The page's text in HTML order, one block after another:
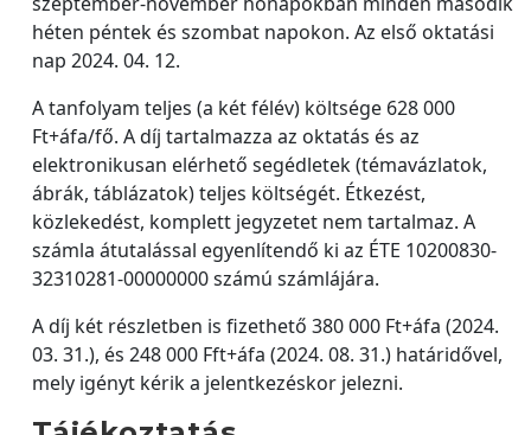
héten péntek és szombat napokon. Az első oktatási
nap 2024. 04. 12.
A tanfolyam teljes (a két félév) költsége 628 000
Ft+áfa/fő. A díj tartalmazza az oktatás és az
elektronikusan elérhető segédletek (témavázlatok,
ábrák, táblázatok) teljes költségét. Étkezést,
közlekedést, komplett jegyzetet nem tartalmaz. A
számla átutalással egyenlítendő ki az ÉTE 10200830-
32310281-00000000 számú számlájára.
A díj két részletben is fizethető 380 000 Ft+áfa (2024.
03. 31.), és 248 000 Fft+áfa (2024. 08. 31.) határidővel,
mely igényt kérik a jelentkezéskor jelezni.